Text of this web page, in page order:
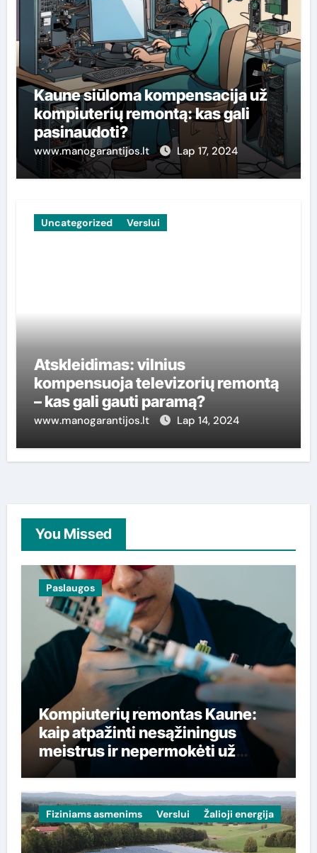
Kaune siūloma kompensacija už
kompiuterių remontą: kas gali
pasinaudoti?
www.manogarantijos.lt Lap 17, 2024
Uncategorized Verslui
Atskleidimas: vilnius
kompensuoja televizorių remontą
– kas gali gauti paramą?
www.manogarantijos.lt Lap 14, 2024
You Missed
Paslaugos
Kompiuterių remontas Kaune:
kaip atpažinti nesąžiningus
meistrus ir nepermokėti už
paslaugas
Fiziniams asmenims Verslui Žalioji energija